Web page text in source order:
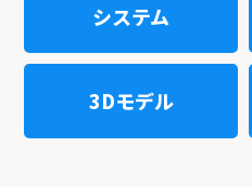
システム
3Dモデル